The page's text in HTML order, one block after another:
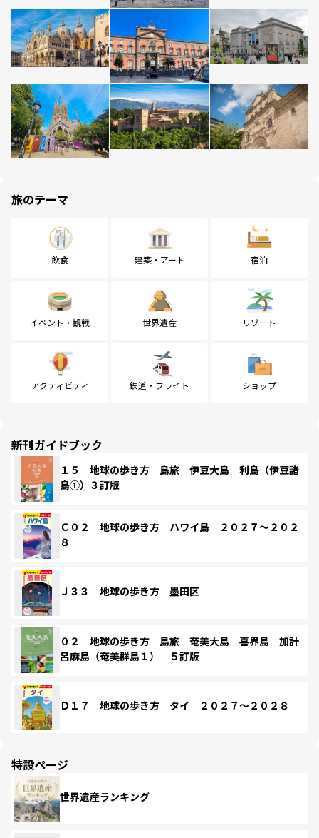
旅のテーマ
飲食 建築・アート 宿泊
イベント・観戦 世界遺産 リゾート
アクティビティ 鉄道・フライト ショップ
新刊ガイドブック
１５ 地球の歩き方 島旅 伊豆大島 利島（伊豆諸
島①）３訂版
Ｃ０２ 地球の歩き方 ハワイ島 ２０２７～２０２
８
Ｊ３３ 地球の歩き方 墨田区
０２ 地球の歩き方 島旅 奄美大島 喜界島 加計
呂麻島（奄美群島１） ５訂版
Ｄ１７ 地球の歩き方 タイ ２０２７～２０２８
特設ページ
世界遺産ランキング